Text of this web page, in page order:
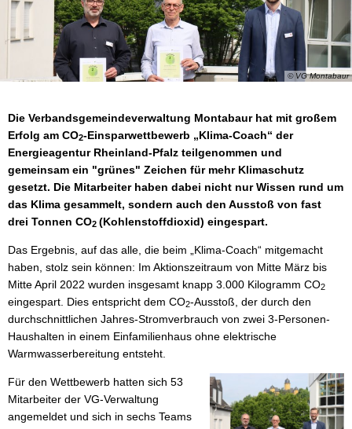
© VG Montabaur
Die Verbandsgemeindeverwaltung Montabaur hat mit großem
Erfolg am CO2-Einsparwettbewerb „Klima-Coach“ der
Energieagentur Rheinland-Pfalz teilgenommen und
gemeinsam ein "grünes" Zeichen für mehr Klimaschutz
gesetzt. Die Mitarbeiter haben dabei nicht nur Wissen rund um
das Klima gesammelt, sondern auch den Ausstoß von fast
drei Tonnen CO2 (Kohlenstoffdioxid) eingespart.
Das Ergebnis, auf das alle, die beim „Klima-Coach“ mitgemacht
haben, stolz sein können: Im Aktionszeitraum von Mitte März bis
Mitte April 2022 wurden insgesamt knapp 3.000 Kilogramm CO2
eingespart. Dies entspricht dem CO2-Ausstoß, der durch den
durchschnittlichen Jahres-Stromverbrauch von zwei 3-Personen-
Haushalten in einem Einfamilienhaus ohne elektrische
Warmwasserbereitung entsteht.
Für den Wettbewerb hatten sich 53
Mitarbeiter der VG-Verwaltung
angemeldet und sich in sechs Teams